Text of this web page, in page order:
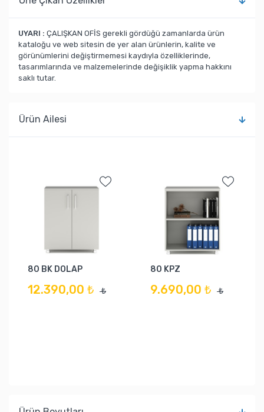
UYARI : ÇALIŞKAN OFİS gerekli gördüğü zamanlarda ürün
kataloğu ve web sitesin de yer alan ürünlerin, kalite ve
görünümlerini değiştirmemesi kaydıyla özelliklerinde,
tasarımlarında ve malzemelerinde değişiklik yapma hakkını
saklı tutar.
Ürün Ailesi
80 BK DOLAP
12.390,00 ₺ ₺
80 KPZ
9.690,00 ₺ ₺